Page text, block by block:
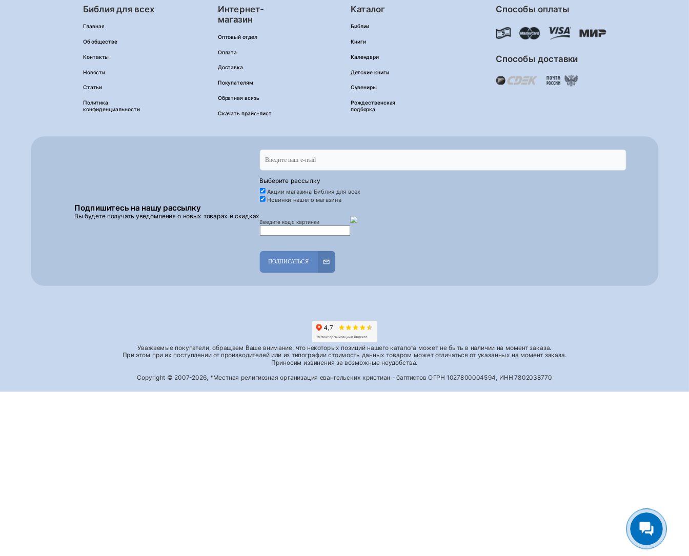
Библия для всех
Главная
Об обществе
Контакты
Новости
Статьи
Политика
конфиденциальности
Интернет-
магазин
Оптовый отдел
Оплата
Доставка
Покупателям
Обратная всязь
Скачать прайс-лист
Каталог
Библии
Книги
Календари
Детские книги
Сувениры
Рождественская
подборка
Способы оплаты
Способы доставки
Подпишитесь на нашу рассылку
Вы будете получать уведомления о новых товарах и скидках
Выберите рассылку
Акции магазина Библия для всех
Новинки нашего магазина
Введите код с картинки
ПОДПИСАТЬСЯ
Уважаемые покупатели, обращаем Ваше внимание, что некоторых позиций нашего каталога может не быть в наличии на момент заказа.
При этом при их поступлении от производителей или из типографии стоимость данных товаром может отличаться от указанных на момент заказа.
Приносим извинения за возможные неудобства.
Copyright © 2007-2026, *Местная религиозная организация евангельских христиан - баптистов ОГРН 1027800004594, ИНН 7802038770